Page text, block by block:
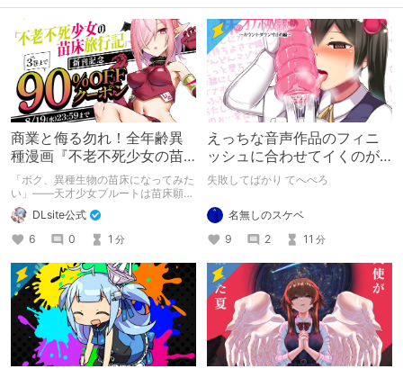
商業と侮る勿れ！全年齢異
種漫画『不老不死少女の苗
床旅行記』新刊記念1～3巻
90%オフクーポン配布中✨
「ボク、異種生物の苗床になってみた
い」――天才少女プルートは苗床願望
を叶えるため、不老不死の体を手に入
れた！ 話題沸騰の全年齢苗床コミッ
クスの新刊が発売開始！ それを記念
して1～3巻まで90%OFFクーポン配
布いたします！ まだ本作品未体験の
皆さん、多分お好きです。ぜひお試し
ください。
DLsite公式
6
0 1 分
えっちな音声作品のフィニ
ッシュに合わせてイくのが
下手すぎる【失敗した話】
失敗してばかり てへぺろ
名無しのスケベ
9
2 11 分